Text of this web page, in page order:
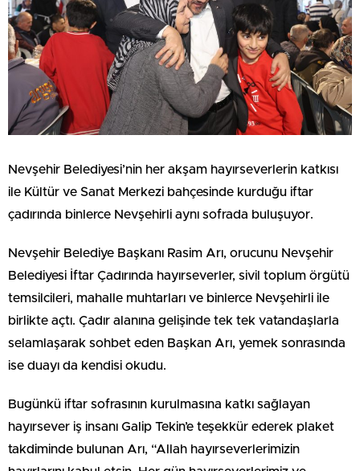
Nevşehir Belediyesi’nin her akşam hayırseverlerin katkısı
ile Kültür ve Sanat Merkezi bahçesinde kurduğu iftar
çadırında binlerce Nevşehirli aynı sofrada buluşuyor.
Nevşehir Belediye Başkanı Rasim Arı, orucunu Nevşehir
Belediyesi İftar Çadırında hayırseverler, sivil toplum örgütü
temsilcileri, mahalle muhtarları ve binlerce Nevşehirli ile
birlikte açtı. Çadır alanına gelişinde tek tek vatandaşlarla
selamlaşarak sohbet eden Başkan Arı, yemek sonrasında
ise duayı da kendisi okudu.
Bugünkü iftar sofrasının kurulmasına katkı sağlayan
hayırsever iş insanı Galip Tekin’e teşekkür ederek plaket
takdiminde bulunan Arı, “Allah hayırseverlerimizin